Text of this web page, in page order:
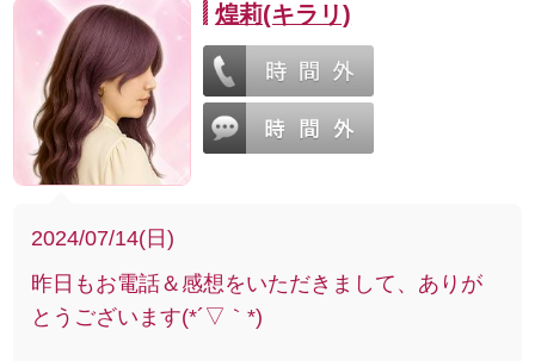
煌莉(キラリ)
2024/07/14(日)
昨日もお電話＆感想をいただきまして、ありが
とうございます(*´▽｀*)